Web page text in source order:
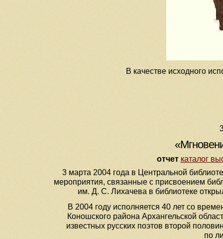
В качестве исходного
отчет каталог
3 марта 2004 года в Центральной
мероприятия, связанные с присвоением
им. Д. С. Лихачева в библиотеке
В 2004 году исполняется 40 лет со
Коношского района Архангельской
известных русских поэтов второй
по